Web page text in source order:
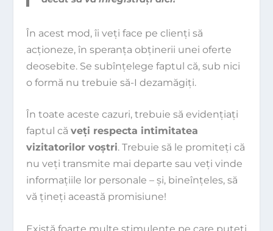
În acest mod, îi veţi face pe clienţi să
acţioneze, în speranţa obţinerii unei oferte
deosebite. Se subînţelege faptul că, sub nici
o formă nu trebuie să-I dezamăgiţi.
În toate aceste cazuri, trebuie să evidenţiaţi
faptul că veţi respecta intimitatea
vizitatorilor voştri. Trebuie să le promiteţi că
nu veţi transmite mai departe sau veţi vinde
informaţiile lor personale – şi, bineînţeles, să
vă ţineţi această promisiune!